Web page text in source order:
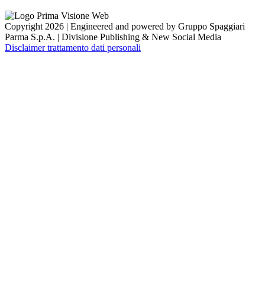
Copyright 2026 | Engineered and powered by Gruppo Spaggiari
Parma S.p.A. | Divisione Publishing & New Social Media
Disclaimer trattamento dati personali